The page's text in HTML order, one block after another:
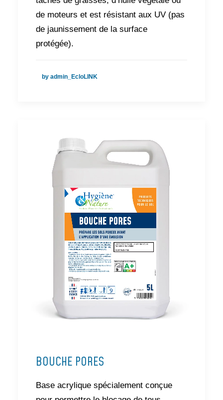
de moteurs et est résistant aux UV (pas
de jaunissement de la surface
protégée).
by admin_EcloLINK
BOUCHE PORES
Base acrylique spécialement conçue